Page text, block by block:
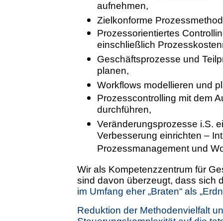
aufnehmen,
Zielkonforme
Prozessorientiertes
einschließlich
Geschäftsprozesse und
planen,
Workflows modellieren und
Prozesscontrolling mit dem
durchführen,
Veränderungsprozesse i.S.
Verbesserung einrichten –
Prozessmanagement und
Wir als Kompetenzzentrum für
sind davon überzeugt, dass sich
im Umfang eher „Braten“ als
Reduktion der Methodenvielfalt